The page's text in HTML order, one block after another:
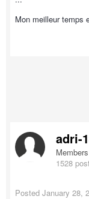
Mon meilleur temps
adri-
Members
1528
Posted January 28,